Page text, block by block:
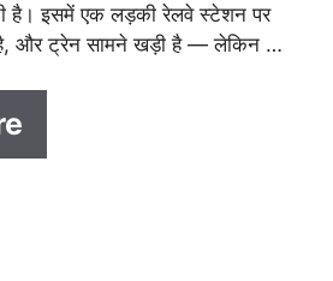
है। इसमें एक लड़की रेलवे स्टेशन पर
है, और ट्रेन सामने खड़ी है — लेकिन …